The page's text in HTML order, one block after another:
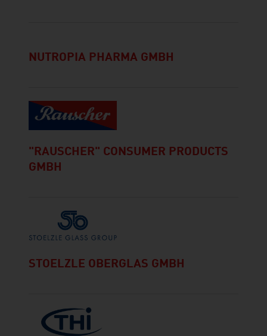
NUTROPIA PHARMA GMBH
"RAUSCHER" CONSUMER PRODUCTS
GMBH
STOELZLE OBERGLAS GMBH